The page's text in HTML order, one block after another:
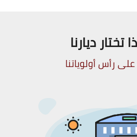
تختار ديارنا
رأس أولوياتنا